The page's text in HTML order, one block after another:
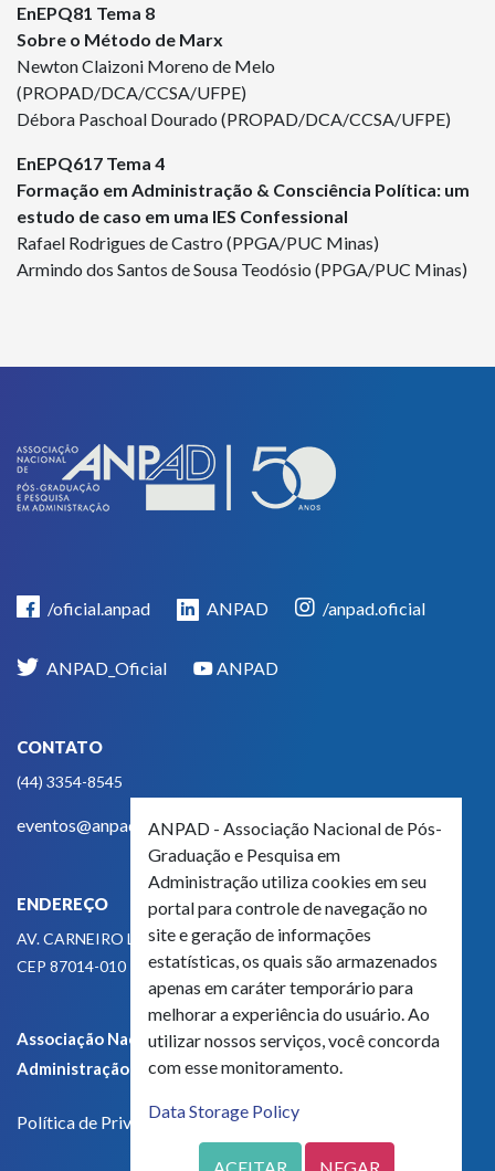
EnEPQ81 Tema 8
Sobre o Método de Marx
Newton Claizoni Moreno de Melo
(PROPAD/DCA/CCSA/UFPE)
Débora Paschoal Dourado (PROPAD/DCA/CCSA/UFPE)
EnEPQ617 Tema 4
Formação em Administração & Consciência Política: um
estudo de caso em uma IES Confessional
Rafael Rodrigues de Castro (PPGA/PUC Minas)
Armindo dos Santos de Sousa Teodósio (PPGA/PUC Minas)
/oficial.anpad ANPAD /anpad.oficial
ANPAD_Oficial ANPAD
CONTATO
(44) 3354-8545
eventos@anpad.org.br
ENDEREÇO
AV. CARNEIRO LEÃO, 825
CEP 87014-010 - MARINGÁ, PR, BRASIL
Associação Nacional de Pós-Graduação e Pesquisa em
Administração - CNPJ 42.595.652/0001-66
Política de Privacidade
ANPAD - Associação Nacional de Pós-
Graduação e Pesquisa em
Administração utiliza cookies em seu
portal para controle de navegação no
site e geração de informações
estatísticas, os quais são armazenados
apenas em caráter temporário para
melhorar a experiência do usuário. Ao
utilizar nossos serviços, você concorda
com esse monitoramento.
Data Storage Policy